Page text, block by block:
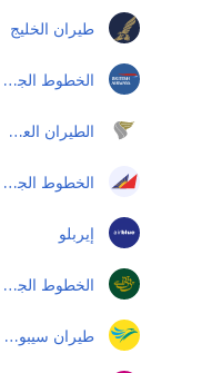
طيران الخليج
الخطوط الجوية البريطانية
الطيران العماني
الخطوط الجوية الفلبينية
إيربلو
الخطوط الجوية الدولية الباكستانية
طيران سيبو باسفيك